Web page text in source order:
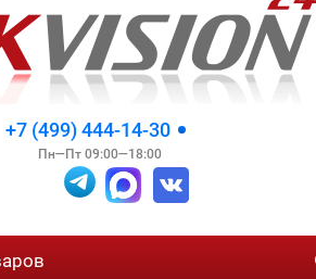
+7 (499) 444-14-30
Пн—Пт 09:00—18:00